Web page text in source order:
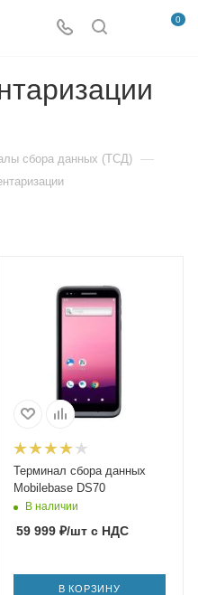
0
сбора данных (ТСД) —
Терминал сбора данных
Mobilebase DS70
В наличии
59 999₽/штс НДС
В КОРЗИНУ